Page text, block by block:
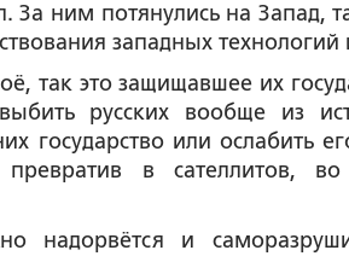
За ним потянулись на Запад,
западных технологий
так это защищавшее их
русских вообще из
государство или ослабить
в сателлитов,
надорвётся и